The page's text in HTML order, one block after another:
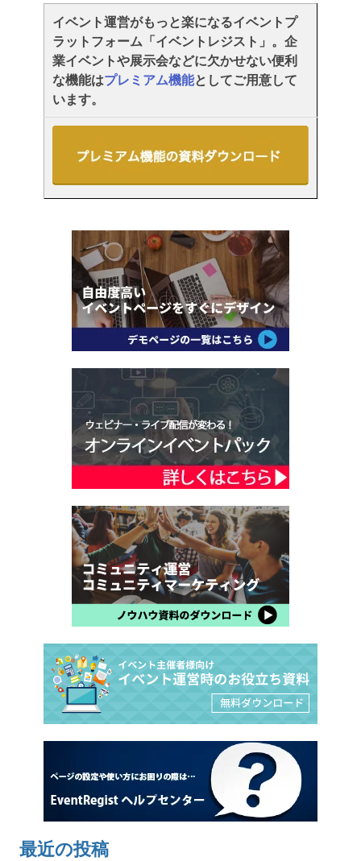
イベント運営がもっと楽になるイベントプ
ラットフォーム「イベントレジスト」。企
業イベントや展示会などに欠かせない便利
な機能はプレミアム機能としてご用意して
います。
最近の投稿